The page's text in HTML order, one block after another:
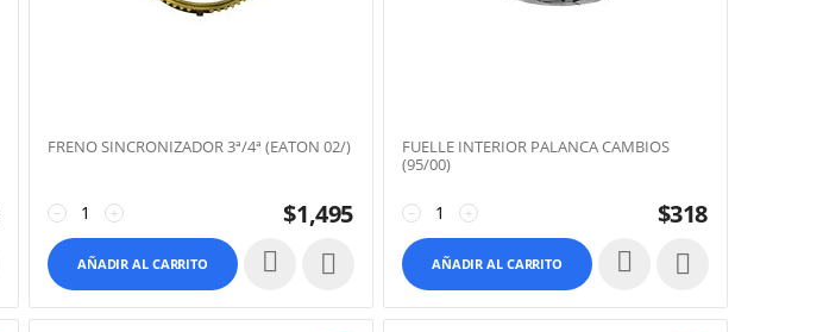
FRENO SINCRONIZADOR 3ª/4ª (EATON 02/)
+
− $1,495
AÑADIR AL CARRITO 
FUELLE INTERIOR PALANCA CAMBIOS
(95/00)
+
− $318
AÑADIR AL CARRITO 